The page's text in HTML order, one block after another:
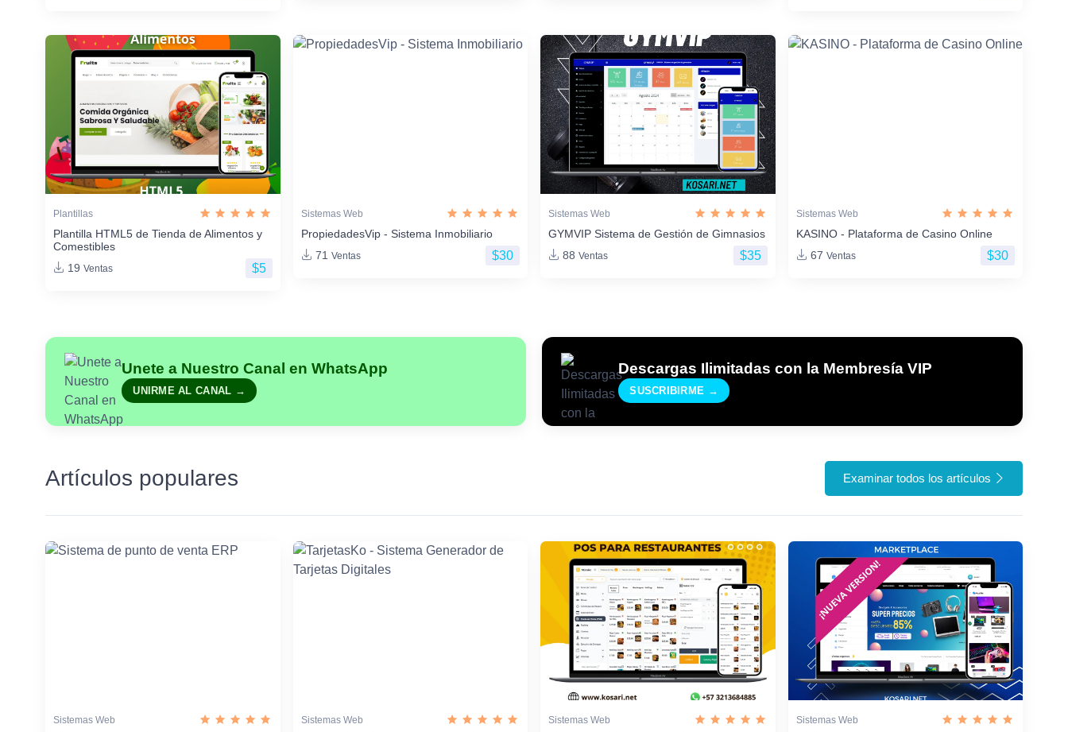
Plantillas
Plantilla HTML5 de Tienda de Alimentos y
Comestibles
19 Ventas $5
Sistemas Web
PropiedadesVip - Sistema Inmobiliario
71 Ventas $30
Sistemas Web
GYMVIP Sistema de Gestión de Gimnasios
88 Ventas $35
Sistemas Web
KASINO - Plataforma de Casino Online
67 Ventas $30
Unete a Nuestro Canal en WhatsApp
UNIRME AL CANAL →
Descargas Ilimitadas con la Membresía VIP
SUSCRIBIRME →
Artículos populares Examinar todos los artículos
Sistemas Web Sistemas Web Sistemas Web Sistemas Web